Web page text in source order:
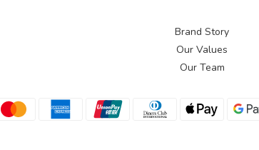
Brand Story
Our Values
Our Team